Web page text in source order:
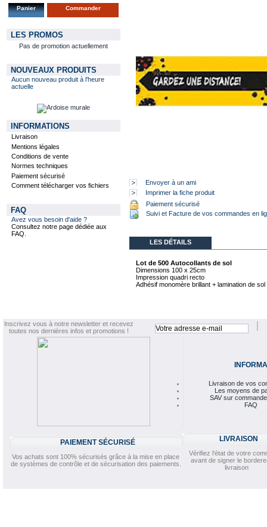
Panier Commander
LES PROMOS
Pas de promotion actuellement
NOUVEAUX PRODUITS
Aucun nouveau produit à l'heure
actuelle
INFORMATIONS
Livraison
Mentions légales
Conditions de vente
Normes techniques
Paiement sécurisé
Comment télécharger vos fichiers
FAQ
Avez vous besoin d'aide ?
Consultez notre page dédiée aux
FAQ.
Envoyer à un ami
Imprimer la fiche produit
Paiement sécurisé
Suivi et Facture de vos commandes en
LES DÉTAILS
Lot de 500 Autocollants de sol
Dimensions 100 x 25cm
Impression quadri recto
Adhésif monomère brillant + lamination de sol
Inscrivez vous à notre newsletter et recevez
toutes nos dernières infos et promotions !
Livraison de vos
Les moyens de
SAV sur
FAQ
PAIEMENT SÉCURISÉ
Vos achats sont 100% sécurisés grâce à la mise en place
de systèmes de contrôle et de sécurisation des paiements.
LIVRAISON
Vérifiez l'état de votre
avant de signer le
livraison